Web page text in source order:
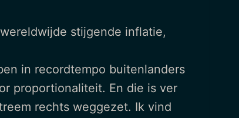
stijgende inflatie,
in recordtempo buitenlanders
proportionaliteit. En die is ver
rechts weggezet. Ik vind